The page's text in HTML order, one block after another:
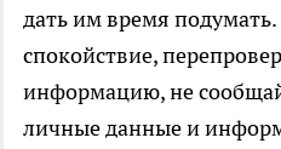
дать им время
спокойствие,
информацию, не
личные данные и